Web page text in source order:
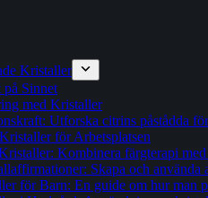
Kristaller
Sinnet
med Kristaller
Utforska citrins påstådda
för Arbetsplatsen
Kombinera färgterapi
Skapa och använda
för Barn: En guide om hur man